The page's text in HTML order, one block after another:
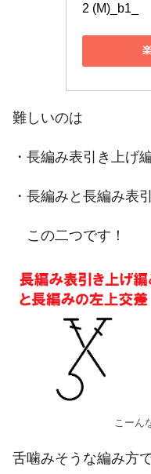
2 (M)_b1_
難しいのは
・長編み表引き上げ
・長編みと長編み表
この二つです！
こーん
舌噛みそうな編み方